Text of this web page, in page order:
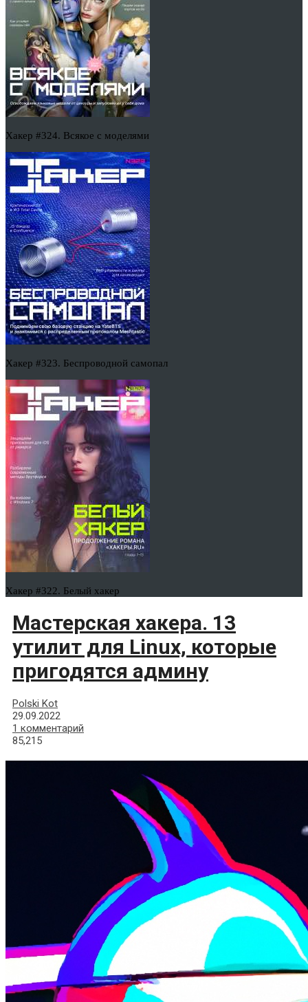
Хакер #324. Всякое с моделями
Хакер #323. Беспроводной самопал
Хакер #322. Белый хакер
Мастерская хакера. 13
утилит для Linux, которые
пригодятся админу
Polski Kot
29.09.2022
1 комментарий
85,215